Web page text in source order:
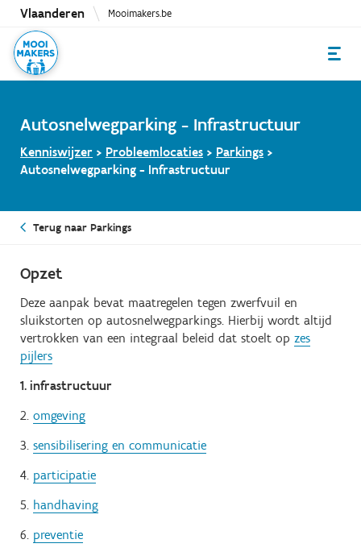
Overslaan
naar
inhoud
Vlaanderen Mooimakers.be
Autosnelwegparking - Infrastructuur
Kenniswijzer > Probleemlocaties > Parkings >
Autosnelwegparking - Infrastructuur
Terug naar Parkings
Opzet
Deze aanpak bevat maatregelen tegen zwerfvuil en
sluikstorten op autosnelwegparkings. Hierbij wordt altijd
vertrokken van een integraal beleid dat stoelt op zes
pijlers
1. infrastructuur
2. omgeving
3. sensibilisering en communicatie
4. participatie
5. handhaving
6. preventie